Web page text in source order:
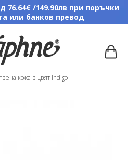
76.64€ /149.90лв при поръчки
или банков превод
кожа в цвят Indigo